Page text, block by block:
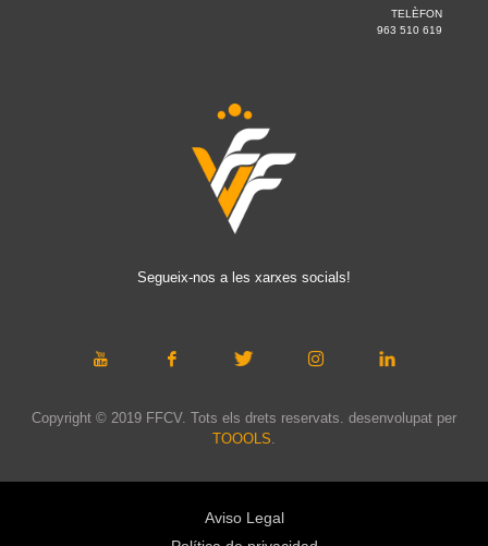
TELÈFON
963 510 619
Segueix-nos a les xarxes socials!
Copyright © 2019 FFCV. Tots els drets reservats. desenvolupat per
TOOOLS.
Aviso Legal